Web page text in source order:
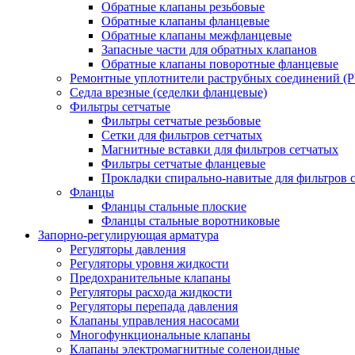
Обратные клапаны резьбовые
Обратные клапаны фланцевые
Обратные клапаны межфланцевые
Запасные части для обратных клапанов
Обратные клапаны поворотные фланцевые
Ремонтные уплотнители раструбных соединений
Седла врезные (седелки фланцевые)
Фильтры сетчатые
Фильтры сетчатые резьбовые
Сетки для фильтров сетчатых
Магнитные вставки для фильтров сетчатых
Фильтры сетчатые фланцевые
Прокладки спирально-навитые для фильтров
Фланцы
Фланцы стальные плоские
Фланцы стальные воротниковые
Запорно-регулирующая арматура
Регуляторы давления
Регуляторы уровня жидкости
Предохранительные клапаны
Регуляторы расхода жидкости
Регуляторы перепада давления
Клапаны управления насосами
Многофункциональные клапаны
Клапаны электромагнитные соленоидные